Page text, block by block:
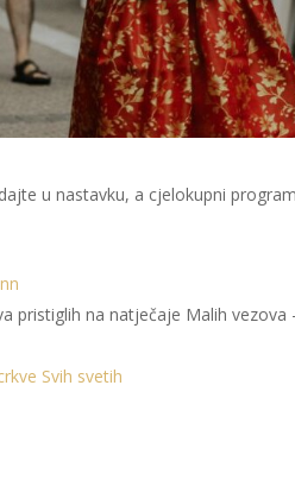
u nastavku, a cjelokupni
pristiglih na natječaje Malih vezova
Svih svetih